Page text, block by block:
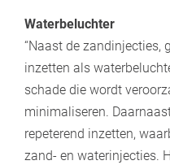
Waterbeluchter
“Naast de zandinjecties,
inzetten als
schade die wordt
minimaliseren.
repeterend inzetten,
zand- en waterinjecties.